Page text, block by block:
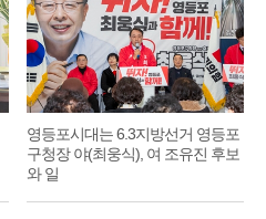
영등포시대는 6.3지방선거 영등포
구청장 야(최웅식), 여 조유진 후보
와 일